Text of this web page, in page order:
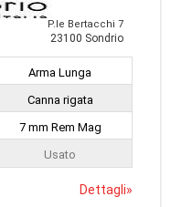
P.le Bertacchi 7
23100 Sondrio
Arma Lunga
Canna rigata
7 mm Rem Mag
Usato
Dettagli»